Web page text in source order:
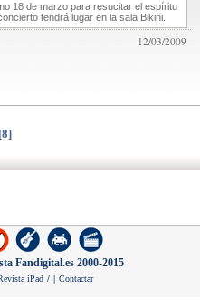
18 de marzo para resucitar el espíritu
tendrá lugar en la sala Bikini.
12/03/2009
[8]
Fandigital.es 2000-2015
iPad / | Contactar